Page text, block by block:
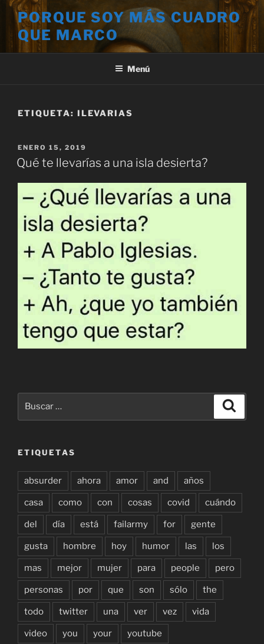
Saltar
contenido
PORQUE SOY MÁS CUADRO
QUE MARCO
Menú
ETIQUETA: ILEVARIAS
PUBLICADO
EL
ENERO 15, 2019
Qué te llevarías a una isla desierta?
ETIQUETAS
absurder ahora amor and años
casa como con cosas covid cuándo
del día está failarmy for gente
gusta hombre hoy humor las los
mas mejor mujer para people pero
personas por que son sólo the
todo twitter una ver vez vida
video you your youtube